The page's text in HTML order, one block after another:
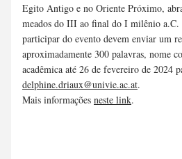
Egito Antigo e no Oriente Próximo,
meados do III ao final do I milênio a.C.
participar do evento devem enviar um
aproximadamente 300 palavras, nome
delphine.driaux@univie.ac.at.
Mais informações neste link.